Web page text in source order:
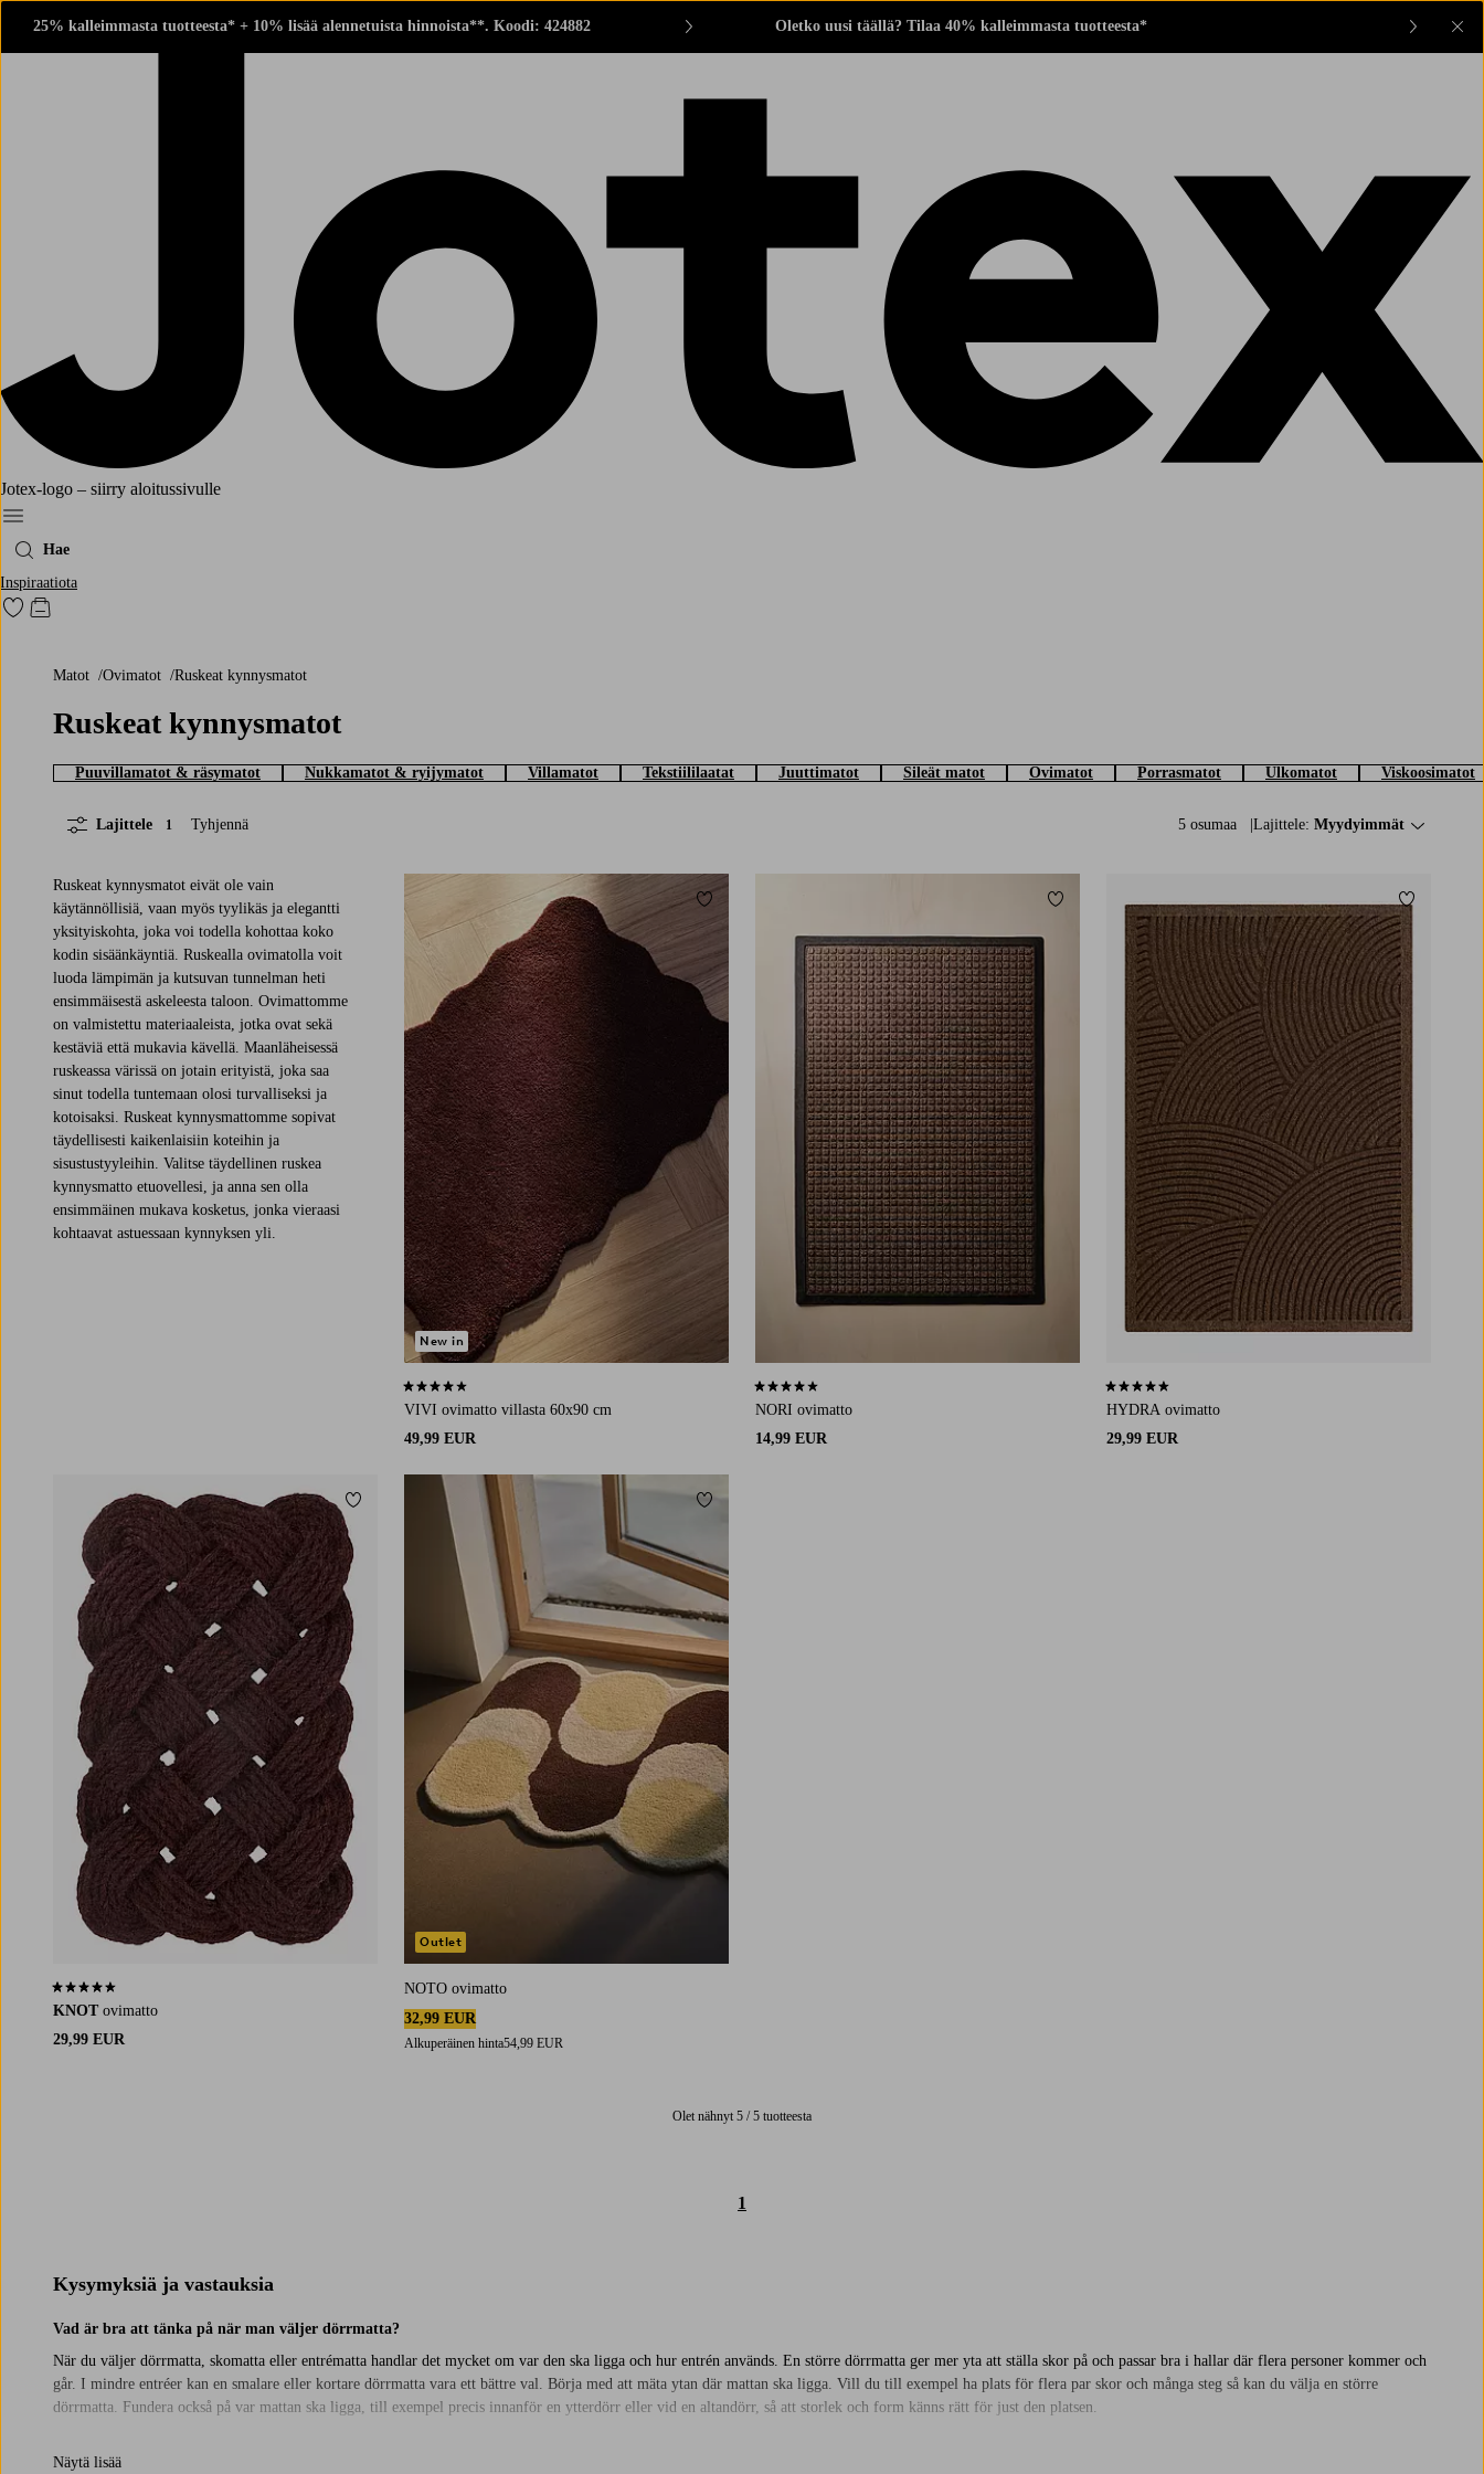
25% kalleimmasta tuotteesta* + 10% lisää alennetuista hinnoista**. Koodi: 424882 Oletko uusi täällä? Tilaa 40% kalleimmasta tuotteesta*
Jotex-logo – siirry aloitussivulle
Menu
Hae
Inspiraatiota
Siirry merkittyihin suosikkituotteisiin
Siirry ostoskoriin
Matot Ovimatot Ruskeat kynnysmatot
Ruskeat kynnysmatot
Puuvillamatot & räsymatot Nukkamatot & ryijymatot Villamatot Tekstiililaatat Juuttimatot Sileät matot Ovimatot Porrasmatot Ulkomatot Viskoosimatot
5 osumaa Lajittele: Myydyimmät
Lajittele 1 Tyhjennä
Ruskeat kynnysmatot eivät ole vain
käytännöllisiä, vaan myös tyylikäs ja elegantti
yksityiskohta, joka voi todella kohottaa koko
kodin sisäänkäyntiä. Ruskealla ovimatolla voit
luoda lämpimän ja kutsuvan tunnelman heti
ensimmäisestä askeleesta taloon. Ovimattomme
on valmistettu materiaaleista, jotka ovat sekä
kestäviä että mukavia kävellä. Maanläheisessä
ruskeassa värissä on jotain erityistä, joka saa
sinut todella tuntemaan olosi turvalliseksi ja
kotoisaksi. Ruskeat kynnysmattomme sopivat
täydellisesti kaikenlaisiin koteihin ja
sisustustyyleihin. Valitse täydellinen ruskea
kynnysmatto etuovellesi, ja anna sen olla
ensimmäinen mukava kosketus, jonka vieraasi
kohtaavat astuessaan kynnyksen yli.
VIVI ovimatto villasta 60x90 cm
49,99 EUR
3,8 perustuen 5 arvosanaan
New in
Lisää suosikkeihin
NORI ovimatto
14,99 EUR
4,2 perustuen 21 arvosanaan
Lisää suosikkeihin
60X8080X12090X150
HYDRA ovimatto
29,99 EUR
4,5 perustuen 50 arvosanaan
Lisää
KNOT ovimatto
29,99 EUR
4,6 perustuen 36 arvosanaan
Lisää suosikkeihin
NOTO ovimatto
32,99 EUR
Alkuperäinen hinta54,99 EUR
Outlet
Lisää suosikkeihin
Olet nähnyt 5 / 5 tuotteesta
1
Kysymyksiä ja vastauksia
Vad är bra att tänka på när man väljer dörrmatta?
När du väljer dörrmatta, skomatta eller entrématta handlar det mycket om var den ska ligga och hur entrén används. En större dörrmatta ger mer yta att ställa skor på och passar bra i hallar där flera personer kommer och
går. I mindre entréer kan en smalare eller kortare dörrmatta vara ett bättre val. Börja med att mäta ytan där mattan ska ligga. Vill du till exempel ha plats för flera par skor och många steg så kan du välja en större
dörrmatta. Fundera också på var mattan ska ligga, till exempel precis innanför en ytterdörr eller vid en altandörr, så att storlek och form känns rätt för just den platsen.
Näytä lisää